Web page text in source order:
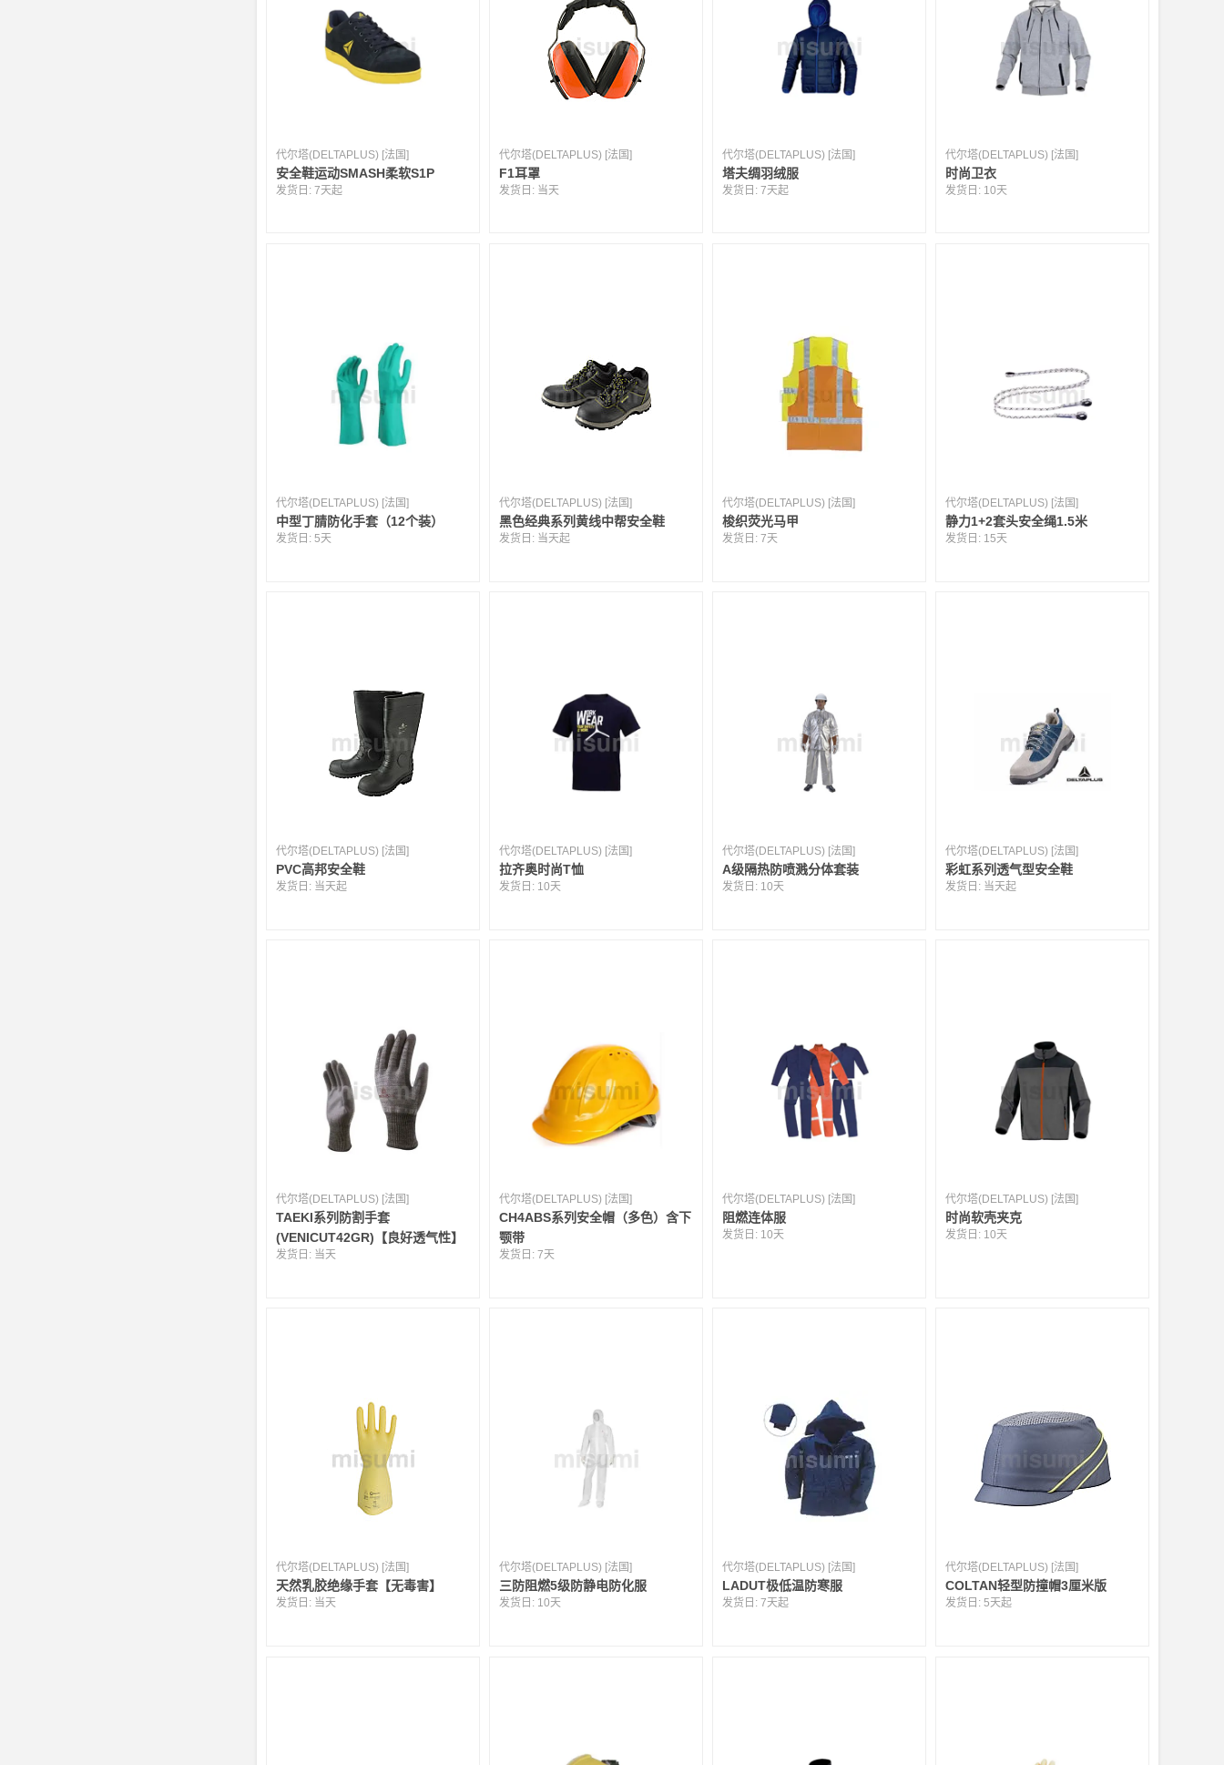
代尔塔(DELTAPLUS) [法国]
安全鞋运动SMASH柔软S1P
发货日:7天起
代尔塔(DELTAPLUS) [法国]
F1耳罩
发货日: 当天
代尔塔(DELTAPLUS) [法国]
塔夫绸羽绒服
发货日:7天起
代尔塔(DELTAPLUS) [法国]
时尚卫衣
发货日: 10天
代尔塔(DELTAPLUS) [法国]
中型丁腈防化手套（12个装）
发货日:5天
代尔塔(DELTAPLUS) [法国]
黑色经典系列黄线中帮安全鞋
发货日: 当天起
代尔塔(DELTAPLUS) [法国]
梭织荧光马甲
发货日:7天
代尔塔(DELTAPLUS) [法国]
静力1+2套头安全绳1.5米
发货日: 15天
代尔塔(DELTAPLUS) [法国]
PVC高邦安全鞋
发货日: 当天起
代尔塔(DELTAPLUS) [法国]
拉齐奥时尚T恤
发货日: 10天
代尔塔(DELTAPLUS) [法国]
A级隔热防喷溅分体套装
发货日: 10天
代尔塔(DELTAPLUS) [法国]
彩虹系列透气型安全鞋
发货日: 当天起
代尔塔(DELTAPLUS) [法国]
TAEKI系列防割手套
(VENICUT42GR)【良好透气性】
发货日: 当天
代尔塔(DELTAPLUS) [法国]
CH4ABS系列安全帽（多色）含下
颚带
发货日:7天
代尔塔(DELTAPLUS) [法国]
阻燃连体服
发货日: 10天
代尔塔(DELTAPLUS) [法国]
时尚软壳夹克
发货日: 10天
代尔塔(DELTAPLUS) [法国]
天然乳胶绝缘手套【无毒害】
发货日: 当天
代尔塔(DELTAPLUS) [法国]
三防阻燃5级防静电防化服
发货日: 10天
代尔塔(DELTAPLUS) [法国]
LADUT极低温防寒服
发货日:7天起
代尔塔(DELTAPLUS) [法国]
COLTAN轻型防撞帽3厘米版
发货日:5天起